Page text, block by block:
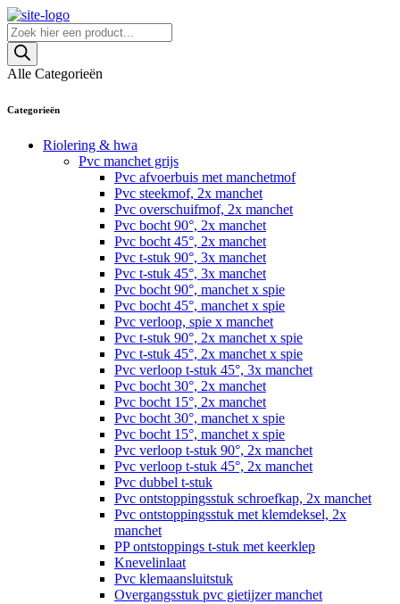
Skip
to
content
Producten
zoeken
Alle Categorieën
Categorieën
Riolering & hwa
Pvc manchet grijs
Pvc afvoerbuis met manchetmof
Pvc steekmof, 2x manchet
Pvc overschuifmof, 2x manchet
Pvc bocht 90°, 2x manchet
Pvc bocht 45°, 2x manchet
Pvc t-stuk 90°, 3x manchet
Pvc t-stuk 45°, 3x manchet
Pvc bocht 90°, manchet x spie
Pvc bocht 45°, manchet x spie
Pvc verloop, spie x manchet
Pvc t-stuk 90°, 2x manchet x spie
Pvc t-stuk 45°, 2x manchet x spie
Pvc verloop t-stuk 45°, 3x manchet
Pvc bocht 30°, 2x manchet
Pvc bocht 15°, 2x manchet
Pvc bocht 30°, manchet x spie
Pvc bocht 15°, manchet x spie
Pvc verloop t-stuk 90°, 2x manchet
Pvc verloop t-stuk 45°, 2x manchet
Pvc dubbel t-stuk
Pvc ontstoppingsstuk schroefkap, 2x manchet
Pvc ontstoppingsstuk met klemdeksel, 2x
manchet
PP ontstoppings t-stuk met keerklep
Knevelinlaat
Pvc klemaansluitstuk
Overgangsstuk pvc gietijzer manchet